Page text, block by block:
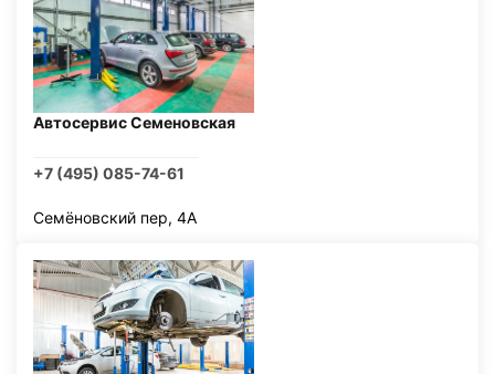
Автосервис Семеновская
+7 (495) 085-74-61
Семёновский пер, 4А